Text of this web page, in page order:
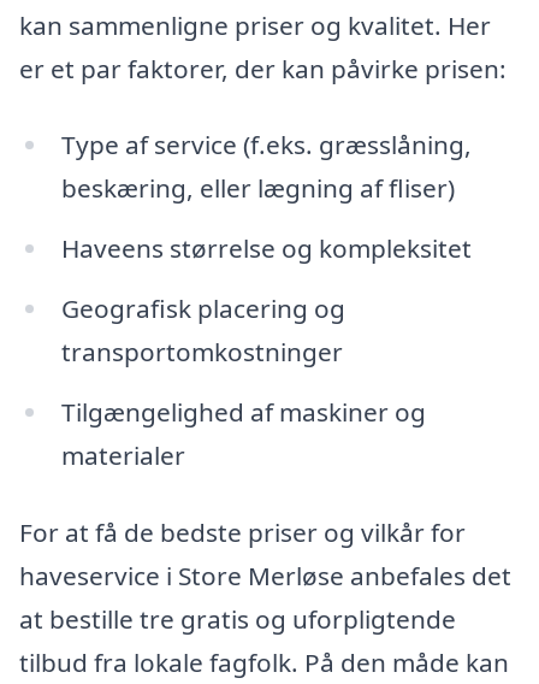
kan sammenligne priser og kvalitet. Her
er et par faktorer, der kan påvirke prisen:
Type af service (f.eks. græsslåning,
beskæring, eller lægning af fliser)
Haveens størrelse og kompleksitet
Geografisk placering og
transportomkostninger
Tilgængelighed af maskiner og
materialer
For at få de bedste priser og vilkår for
haveservice i Store Merløse anbefales det
at bestille tre gratis og uforpligtende
tilbud fra lokale fagfolk. På den måde kan